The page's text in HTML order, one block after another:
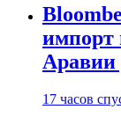
импорт
Аравии
17 часов